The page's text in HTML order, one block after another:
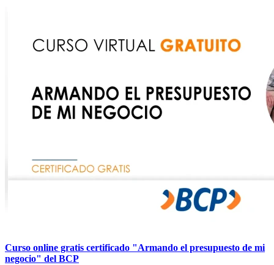
Curso online gratis certificado "Armando el presupuesto de mi
negocio" del BCP